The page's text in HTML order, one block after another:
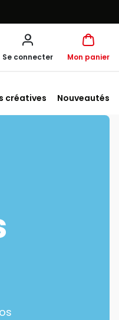
Se connecter Mon panier
créatives Nouveautés